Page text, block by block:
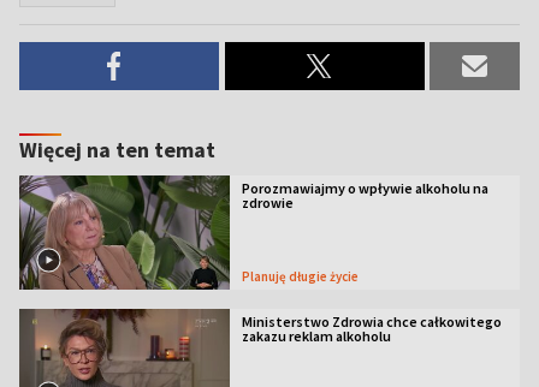
Więcej na ten temat
Porozmawiajmy o wpływie alkoholu na
zdrowie
Planuję długie życie
Ministerstwo Zdrowia chce całkowitego
zakazu reklam alkoholu